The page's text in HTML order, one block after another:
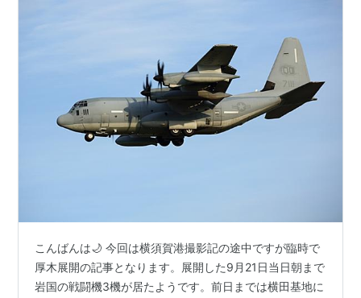
こんばんは🌙 今回は横須賀港撮影記の途中ですが臨時で
厚木展開の記事となります。展開した9月21日当日朝まで
岩国の戦闘機3機が居たようです。前日までは横田基地に